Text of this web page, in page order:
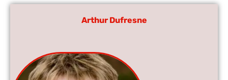
Arthur Dufresne